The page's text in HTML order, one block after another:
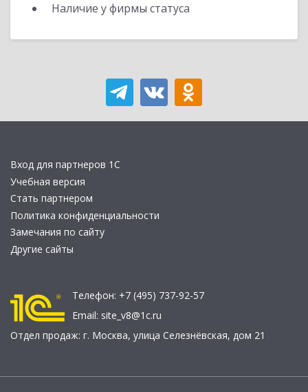
Наличие у фирмы статуса
Вход для партнеров 1С
Учебная версия
Стать партнером
Политика конфиденциальности
Замечания по сайту
Другие сайты
Телефон: +7 (495) 737-92-57
Email: site_v8@1c.ru
Отдел продаж: г. Москва, улица Селезнёвская, дом 21